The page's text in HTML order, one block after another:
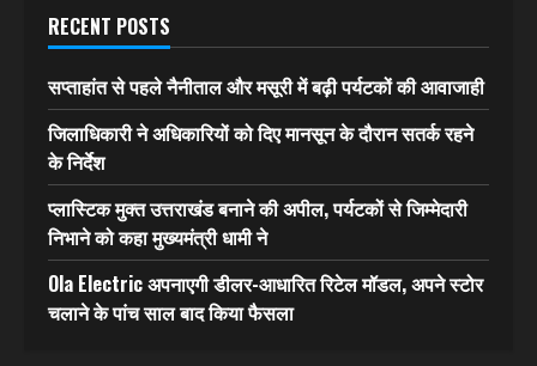
RECENT POSTS
सप्ताहांत से पहले नैनीताल और मसूरी में बढ़ी पर्यटकों की आवाजाही
जिलाधिकारी ने अधिकारियों को दिए मानसून के दौरान सतर्क रहने
के निर्देश
प्लास्टिक मुक्त उत्तराखंड बनाने की अपील, पर्यटकों से जिम्मेदारी
निभाने को कहा मुख्यमंत्री धामी ने
Ola Electric अपनाएगी डीलर-आधारित रिटेल मॉडल, अपने स्टोर
चलाने के पांच साल बाद किया फैसला